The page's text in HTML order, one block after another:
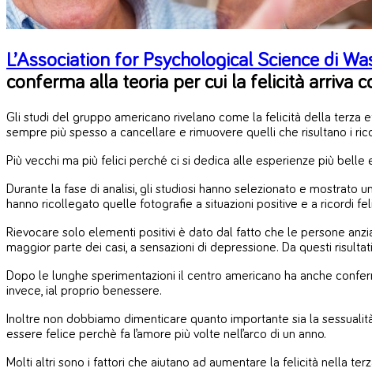
L’Association for Psychological Science di
conferma alla teoria per cui la felicità arriva
Gli studi del gruppo americano rivelano come la felicità della terza
sempre più spesso a cancellare e rimuovere quelli che risultano i
Più vecchi ma più felici perché ci si dedica alle esperienze più
Durante la fase di analisi, gli studiosi hanno selezionato e mostrato
hanno ricollegato quelle fotografie a situazioni positive e a ricordi
Rievocare solo elementi positivi è dato dal fatto che le persone
maggior parte dei casi, a sensazioni di depressione. Da questi
Dopo le lunghe sperimentazioni il centro americano ha anche
invece, ial proprio benessere.
Inoltre non dobbiamo dimenticare quanto importante sia la
essere felice perchè fa l’amore più volte nell’arco di un anno.
Molti altri sono i fattori che aiutano ad aumentare la felicità nella